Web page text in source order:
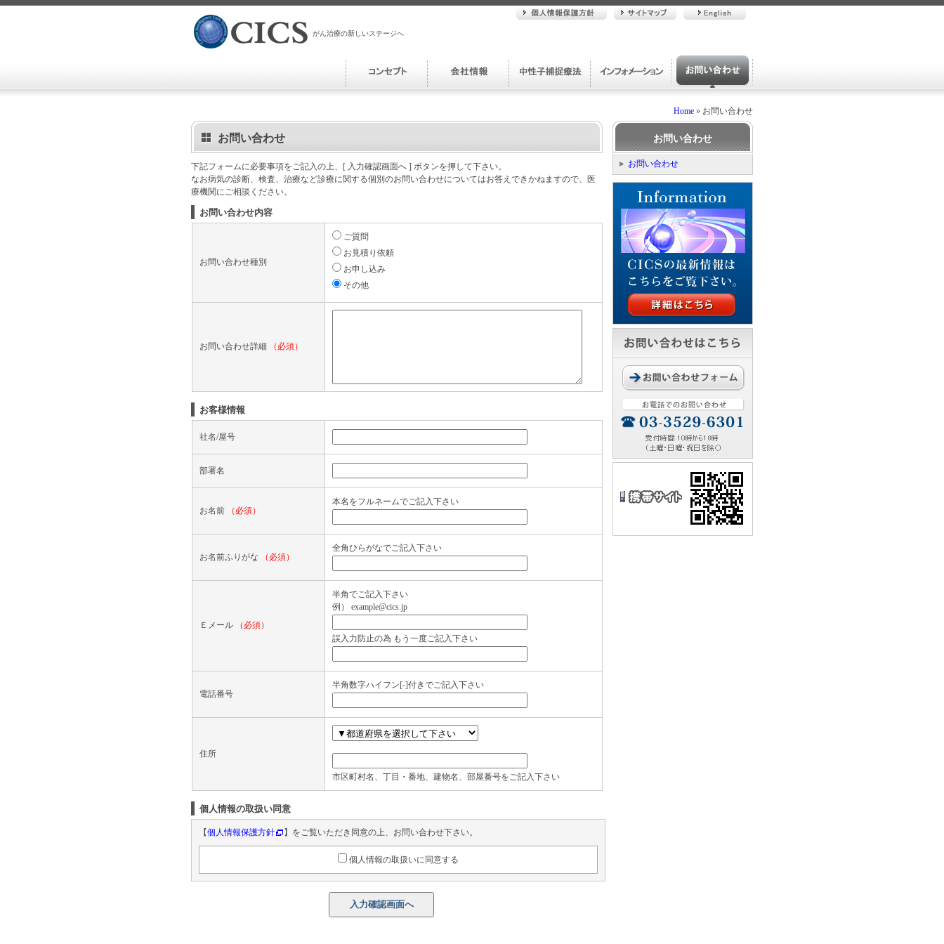
がん治療の新しいステージへ
Home » お問い合わせ
お問い合わせ
下記フォームに必要事項をご記入の上、[ 入力確認画面へ ] ボタンを押して下さい。
なお病気の診断、検査、治療など診療に関する個別のお問い合わせについてはお答えできかねますので、医
療機関にご相談ください。
お問い合わせ内容
お問い合わせ種別
ご質問
お見積り依頼
お申し込み
その他
お問い合わせ詳細 （必須）
お客様情報
社名/屋号
部署名
お名前 （必須）
本名をフルネームでご記入下さい
お名前ふりがな （必須）
全角ひらがなでご記入下さい
Ｅメール （必須）
半角でご記入下さい
例） example@cics.jp
誤入力防止の為 もう一度ご記入下さい
電話番号
半角数字ハイフン[-]付きでご記入下さい
住所
市区町村名、丁目・番地、建物名、部屋番号をご記入下さい
個人情報の取扱い同意
【個人情報保護方針 】をご覧いただき同意の上、お問い合わせ下さい。
個人情報の取扱いに同意する
入力確認画面へ
お問い合わせ
お問い合わせ